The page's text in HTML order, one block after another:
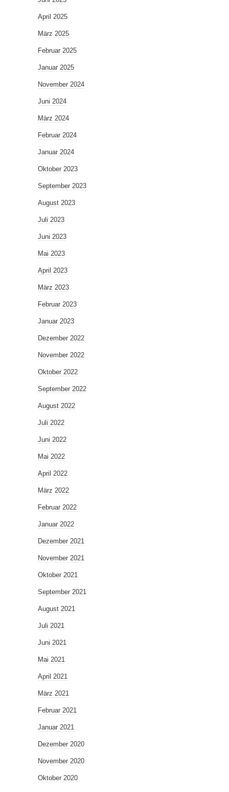
April 2025
März 2025
Februar 2025
Januar 2025
November 2024
Juni 2024
März 2024
Februar 2024
Januar 2024
Oktober 2023
September 2023
August 2023
Juli 2023
Juni 2023
Mai 2023
April 2023
März 2023
Februar 2023
Januar 2023
Dezember 2022
November 2022
Oktober 2022
September 2022
August 2022
Juli 2022
Juni 2022
Mai 2022
April 2022
März 2022
Februar 2022
Januar 2022
Dezember 2021
November 2021
Oktober 2021
September 2021
August 2021
Juli 2021
Juni 2021
Mai 2021
April 2021
März 2021
Februar 2021
Januar 2021
Dezember 2020
November 2020
Oktober 2020